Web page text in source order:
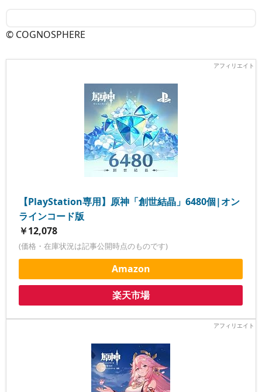
© COGNOSPHERE
【PlayStation専用】原神「創世結晶」6480個|オン
ラインコード版
￥12,078
(価格・在庫状況は記事公開時点のものです)
Amazon
楽天市場